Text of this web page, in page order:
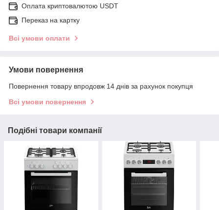
Оплата криптовалютою USDT
Переказ на картку
Всі умови оплати
Умови повернення
Повернення товару впродовж 14 днів за рахунок покупця
Всі умови повернення
Подібні товари компанії